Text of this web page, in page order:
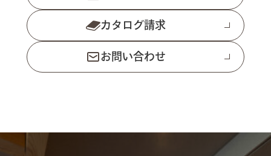
カタログ請求
お問い合わせ